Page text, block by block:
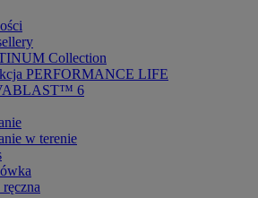
Collection
PERFORMANCE LIFE
6
w terenie
ręczna